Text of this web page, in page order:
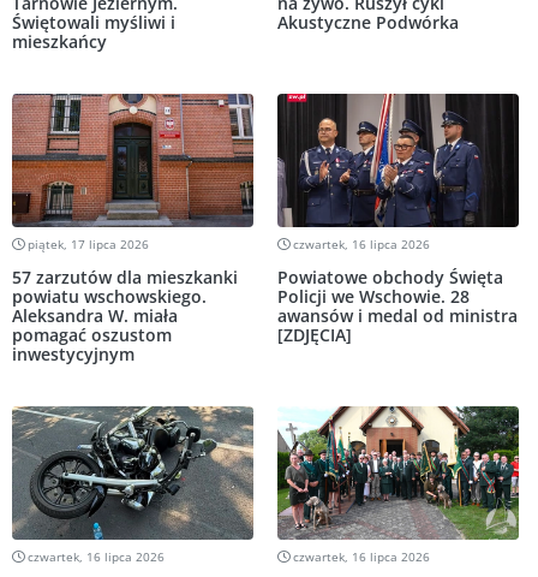
Świętowali myśliwi i
mieszkańcy
Akustyczne Podwórka
piątek, 17 lipca 2026
57 zarzutów dla mieszkanki
powiatu wschowskiego.
Aleksandra W. miała
pomagać oszustom
inwestycyjnym
czwartek, 16 lipca 2026
Powiatowe obchody Święta
Policji we Wschowie. 28
awansów i medal od ministra
[ZDJĘCIA]
czwartek, 16 lipca 2026 czwartek, 16 lipca 2026